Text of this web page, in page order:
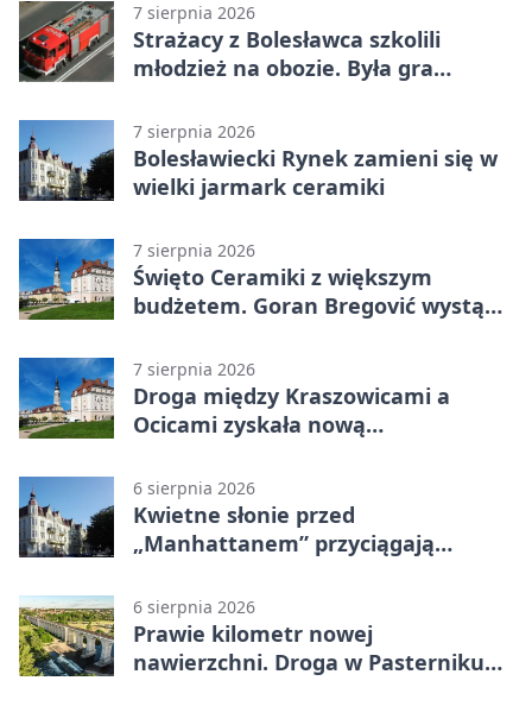
7 sierpnia 2026
Strażacy z Bolesławca szkolili
młodzież na obozie. Była gra
7 sierpnia 2026
Bolesławiecki Rynek zamieni się w
wielki jarmark ceramiki
7 sierpnia 2026
Święto Ceramiki z większym
budżetem. Goran Bregović wystąpi
7 sierpnia 2026
Droga między Kraszowicami a
Ocicami zyskała nową
6 sierpnia 2026
Kwietne słonie przed
„Manhattanem” przyciągają
6 sierpnia 2026
Prawie kilometr nowej
nawierzchni. Droga w Pasterniku